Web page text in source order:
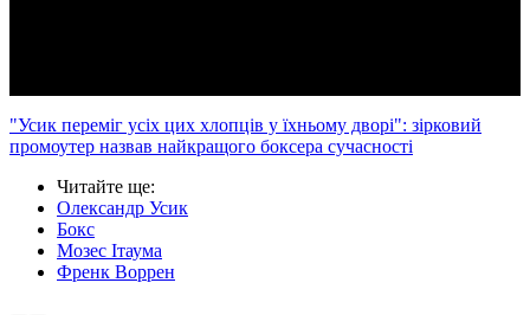
"Усик переміг усіх цих хлопців у їхньому дворі": зірковий
промоутер назвав найкращого боксера сучасності
Читайте ще:
Олександр Усик
Бокс
Мозес Ітаума
Френк Воррен